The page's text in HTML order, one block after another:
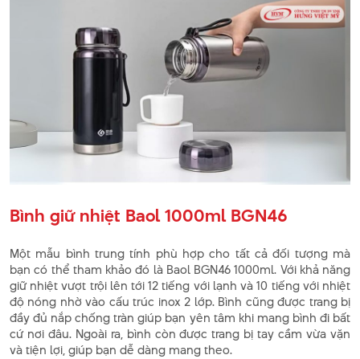
Bình giữ nhiệt Baol 1000ml BGN46
Một mẫu bình trung tính phù hợp cho tất cả đối tượng mà
bạn có thể tham khảo đó là Baol BGN46 1000ml. Với khả năng
giữ nhiệt vượt trội lên tới 12 tiếng với lạnh và 10 tiếng với nhiệt
độ nóng nhờ vào cấu trúc inox 2 lớp. Bình cũng được trang bị
đầy đủ nắp chống tràn giúp bạn yên tâm khi mang bình đi bất
cứ nơi đâu. Ngoài ra, bình còn được trang bị tay cầm vừa vặn
và tiện lợi, giúp bạn dễ dàng mang theo.